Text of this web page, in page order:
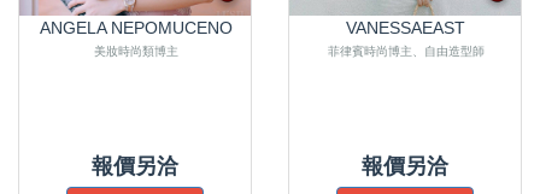
ANGELA NEPOMUCENO
美妝時尚類博主
報價另洽
VANESSAEAST
菲律賓時尚博主、自由造型師
報價另洽